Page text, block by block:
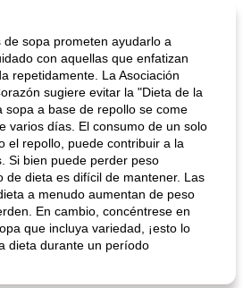
Salsa de salchicha picante
sopa prometen ayudarlo a
con aquellas que enfatizan
repetidamente. La Asociación
sugiere evitar la "Dieta de la
sopa a base de repollo se come
varios días. El consumo de un solo
el repollo, puede contribuir a la
Si bien puede perder peso
de dieta es difícil de mantener. Las
a menudo aumentan de peso
En cambio, concéntrese en
que incluya variedad, ¡esto lo
dieta durante un período